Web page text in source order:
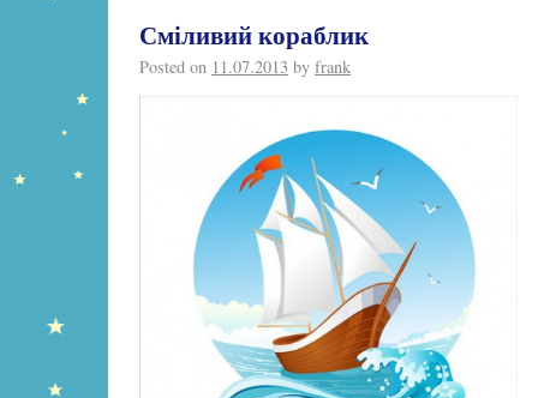
Сміливий кораблик
Posted on 11.07.2013 by frank